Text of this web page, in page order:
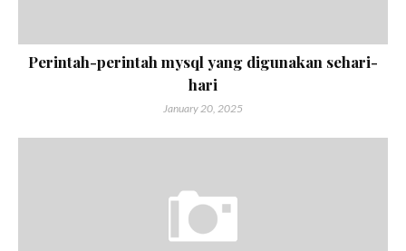
Perintah-perintah mysql yang digunakan sehari-
hari
January 20, 2025